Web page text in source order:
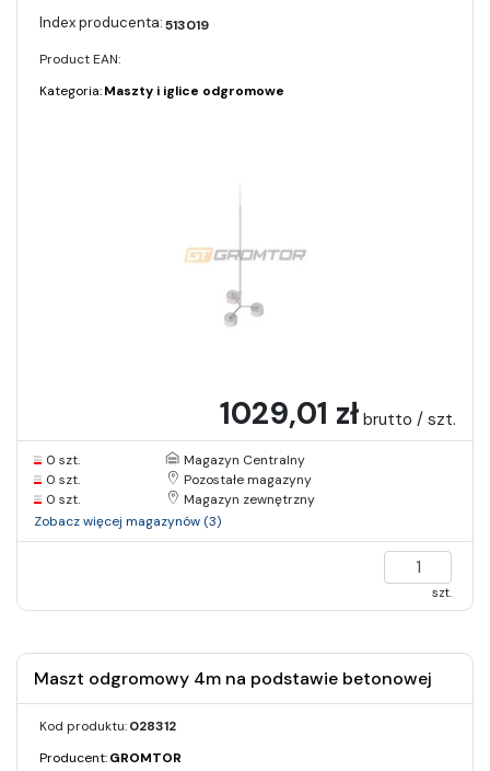
513019
Product EAN:
Kategoria:Maszty i iglice odgromowe
1029,01 zł brutto / szt.
0 szt.
Magazyn Centralny
0 szt.
Pozostałe magazyny
0 szt.
Magazyn zewnętrzny
Zobacz więcej magazynów (3)
szt.
Maszt odgromowy 4m na podstawie betonowej
Kod produktu:028312
Producent:GROMTOR